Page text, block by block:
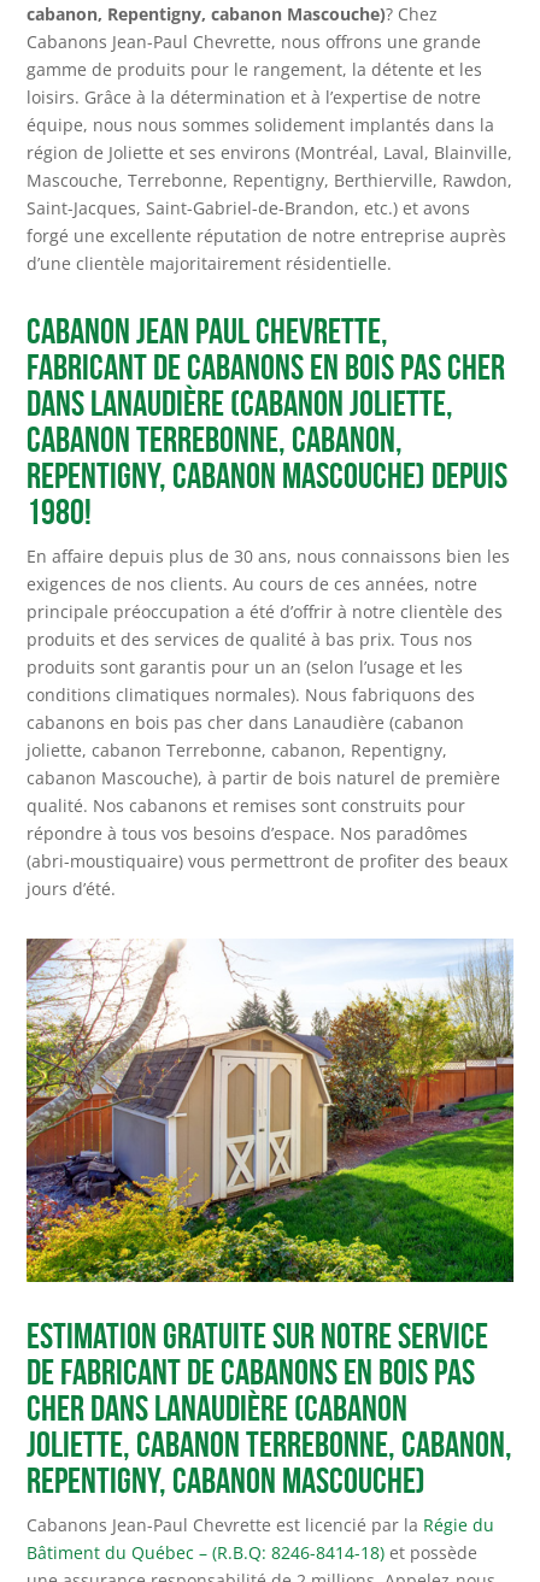
cabanon, Repentigny, cabanon Mascouche)? Chez
Cabanons Jean-Paul Chevrette, nous offrons une grande
gamme de produits pour le rangement, la détente et les
loisirs. Grâce à la détermination et à l’expertise de notre
équipe, nous nous sommes solidement implantés dans la
région de Joliette et ses environs (Montréal, Laval, Blainville,
Mascouche, Terrebonne, Repentigny, Berthierville, Rawdon,
Saint-Jacques, Saint-Gabriel-de-Brandon, etc.) et avons
forgé une excellente réputation de notre entreprise auprès
d’une clientèle majoritairement résidentielle.
Cabanon Jean Paul Chevrette,
fabricant de cabanons en bois pas cher
dans Lanaudière (cabanon joliette,
cabanon Terrebonne, cabanon,
Repentigny, cabanon Mascouche) depuis
1980!
En affaire depuis plus de 30 ans, nous connaissons bien les
exigences de nos clients. Au cours de ces années, notre
principale préoccupation a été d’offrir à notre clientèle des
produits et des services de qualité à bas prix. Tous nos
produits sont garantis pour un an (selon l’usage et les
conditions climatiques normales). Nous fabriquons des
cabanons en bois pas cher dans Lanaudière (cabanon
joliette, cabanon Terrebonne, cabanon, Repentigny,
cabanon Mascouche), à partir de bois naturel de première
qualité. Nos cabanons et remises sont construits pour
répondre à tous vos besoins d’espace. Nos paradômes
(abri-moustiquaire) vous permettront de profiter des beaux
jours d’été.
Estimation gratuite sur notre service
de fabricant de cabanons en bois pas
cher dans Lanaudière (cabanon
joliette, cabanon Terrebonne, cabanon,
Repentigny, cabanon Mascouche)
Cabanons Jean-Paul Chevrette est licencié par la Régie du
Bâtiment du Québec – (R.B.Q: 8246-8414-18) et possède